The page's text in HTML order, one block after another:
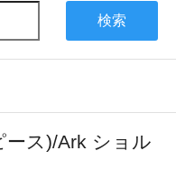
検索
ース)/Ark ショル